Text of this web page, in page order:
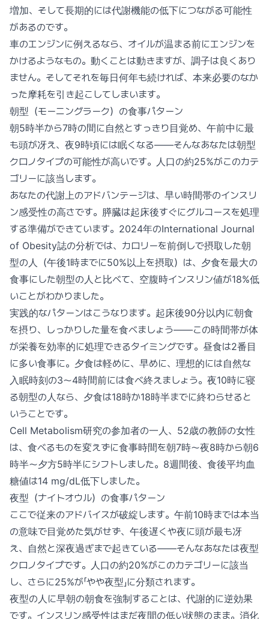
増加、そして長期的には代謝機能の低下につながる可能性
があるのです。
車のエンジンに例えるなら、オイルが温まる前にエンジンを
かけるようなもの。動くことは動きますが、調子は良くあり
ません。そしてそれを毎日何年も続ければ、本来必要のなか
った摩耗を引き起こしてしまいます。
朝型（モーニングラーク）の食事パターン
朝5時半から7時の間に自然とすっきり目覚め、午前中に最
も頭が冴え、夜9時頃には眠くなる——そんなあなたは朝型
クロノタイプの可能性が高いです。人口の約25%がこのカテ
ゴリーに該当します。
あなたの代謝上のアドバンテージは、早い時間帯のインスリ
ン感受性の高さです。膵臓は起床後すぐにグルコースを処理
する準備ができています。2024年のInternational Journal
of Obesity誌の分析では、カロリーを前倒しで摂取した朝
型の人（午後1時までに50%以上を摂取）は、夕食を最大の
食事にした朝型の人と比べて、空腹時インスリン値が18%低
いことがわかりました。
実践的なパターンはこうなります。起床後90分以内に朝食
を摂り、しっかりした量を食べましょう——この時間帯が体
が栄養を効率的に処理できるタイミングです。昼食は2番目
に多い食事に。夕食は軽めに、早めに、理想的には自然な
入眠時刻の3〜4時間前には食べ終えましょう。夜10時に寝
る朝型の人なら、夕食は18時か18時半までに終わらせると
いうことです。
Cell Metabolism研究の参加者の一人、52歳の教師の女性
は、食べるものを変えずに食事時間を朝7時〜夜8時から朝6
時半〜夕方5時半にシフトしました。8週間後、食後平均血
糖値は14 mg/dL低下しました。
夜型（ナイトオウル）の食事パターン
ここで従来のアドバイスが破綻します。午前10時までは本当
の意味で目覚めた気がせず、午後遅くや夜に頭が最も冴
え、自然と深夜過ぎまで起きている——そんなあなたは夜型
クロノタイプです。人口の約20%がこのカテゴリーに該当
し、さらに25%が「やや夜型」に分類されます。
夜型の人に早朝の朝食を強制することは、代謝的に逆効果
です。インスリン感受性はまだ夜間の低い状態のまま。消化